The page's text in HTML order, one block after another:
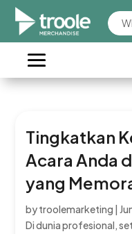
Tingkatkan
Acara Anda
yang
bytroolemarketing |
Di dunia profesional,